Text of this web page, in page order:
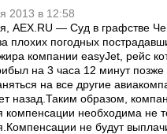
2013 в 12:58
AEX.RU — Суд в графстве
плохих погодных
компании easyJet, рейс
на 3 часа 12 минут
на все другие
назад.Таким образом,
компенсации необходима не
не будут